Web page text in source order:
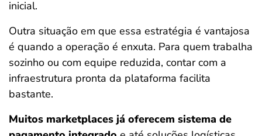
inicial.
Outra situação em que essa estratégia é vantajosa
é quando a operação é enxuta. Para quem trabalha
sozinho ou com equipe reduzida, contar com a
infraestrutura pronta da plataforma facilita
bastante.
Muitos marketplaces já oferecem sistema de